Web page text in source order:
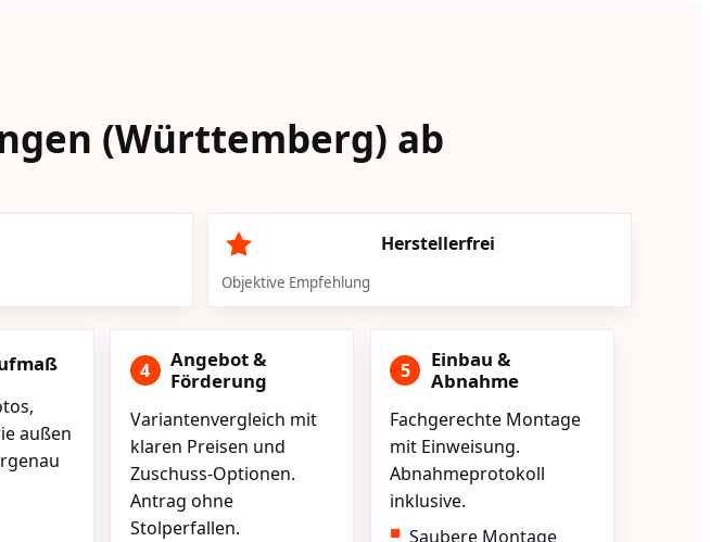
(Württemberg) ab
Herstellerfrei
Objektive Empfehlung
außen
4
Angebot &
Förderung
Variantenvergleich mit
klaren Preisen und
Zuschuss-Optionen.
Antrag ohne
Stolperfallen.
5
Einbau &
Abnahme
Fachgerechte Montage
mit Einweisung.
Abnahmeprotokoll
inklusive.
Saubere Montage